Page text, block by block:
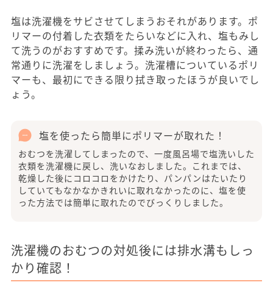
塩は洗濯機をサビさせてしまうおそれがあります。ポ
リマーの付着した衣類をたらいなどに入れ、塩もみし
て洗うのがおすすめです。揉み洗いが終わったら、通
常通りに洗濯をしましょう。洗濯槽についているポリ
マーも、最初にできる限り拭き取ったほうが良いでし
ょう。
塩を使ったら簡単にポリマーが取れた！
おむつを洗濯してしまったので、一度風呂場で塩洗いした
衣類を洗濯機に戻し、洗いなおしました。これまでは、
乾燥した後にコロコロをかけたり、パンパンはたいたり
していてもなかなかきれいに取れなかったのに、塩を使
った方法では簡単に取れたのでびっくりしました。
洗濯機のおむつの対処後には排水溝もしっ
かり確認！